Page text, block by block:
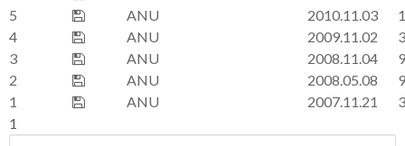
5
2011학년도 외국인 특별전형 모집요강
ANU 2010.11.03
4
2010학년도 외국인 특별전형 모집요강
ANU 2009.11.02
3
2009학년도 재외국민 및 외국인 특별전형 모집요강
ANU 2008.11.04
2
2008학년도 2학기 외국인 특별전형 모집요강
ANU 2008.05.08
1
2008학년도 재외국민 및 외국인 특별전형 모집요강
ANU 2007.11.21
1